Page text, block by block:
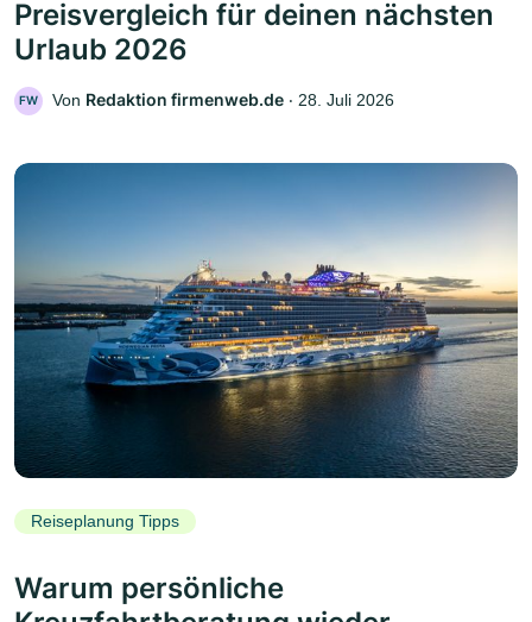
Preisvergleich für deinen nächsten
Urlaub 2026
FW Von Redaktion firmenweb.de ‧ 28. Juli 2026
Reiseplanung Tipps
Warum persönliche